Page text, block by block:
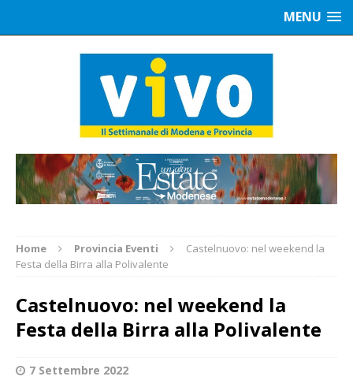
MENU
Home Provincia Eventi
Castelnuovo: nel weekend la
Festa della Birra alla Polivalente
Castelnuovo: nel weekend la
Festa della Birra alla Polivalente
7 Settembre 2022